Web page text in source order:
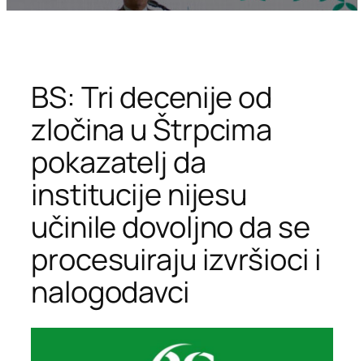
BS: Tri decenije od
zločina u Štrpcima
pokazatelj da
institucije nijesu
učinile dovoljno da se
procesuiraju izvršioci i
nalogodavci